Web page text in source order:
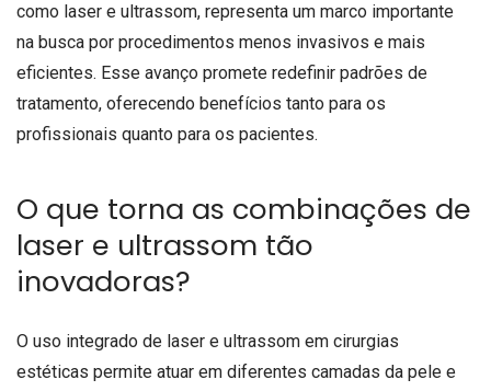
como laser e ultrassom, representa um marco importante
na busca por procedimentos menos invasivos e mais
eficientes. Esse avanço promete redefinir padrões de
tratamento, oferecendo benefícios tanto para os
profissionais quanto para os pacientes.
O que torna as combinações de
laser e ultrassom tão
inovadoras?
O uso integrado de laser e ultrassom em cirurgias
estéticas permite atuar em diferentes camadas da pele e